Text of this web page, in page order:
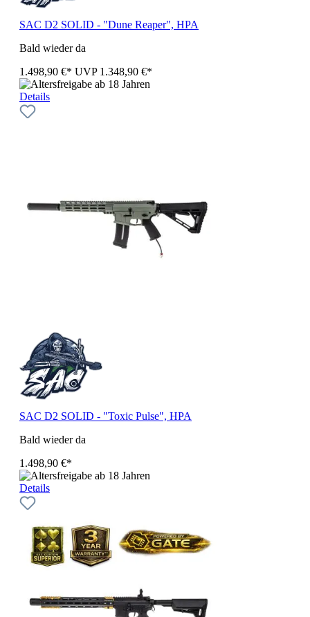
SAC D2 SOLID - "Dune Reaper", HPA
Bald wieder da
1.498,90 €* UVP 1.348,90 €*
Details
SAC D2 SOLID - "Toxic Pulse", HPA
Bald wieder da
1.498,90 €*
Details